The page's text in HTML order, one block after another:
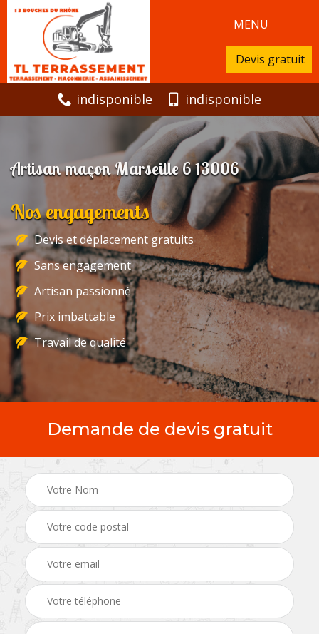
MENU
Devis gratuit
indisponible indisponible
Artisan maçon Marseille 6 13006
Nos engagements
Devis et déplacement gratuits
Sans engagement
Artisan passionné
Prix imbattable
Travail de qualité
Demande de devis gratuit